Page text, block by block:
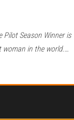
Pilot Season Winner is
woman in the world.…